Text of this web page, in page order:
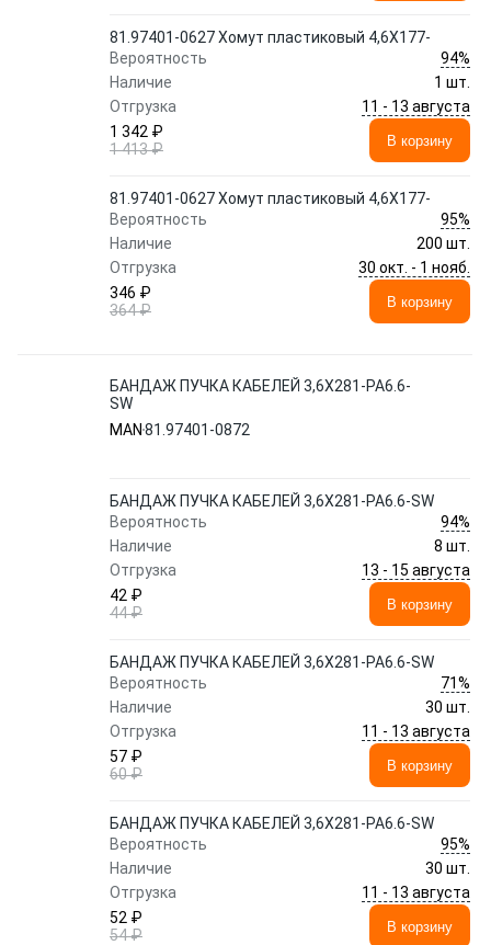
81.97401-0627 Хомут пластиковый 4,6X177-
Вероятность
94%
Наличие
1 шт.
Отгрузка
11 - 13 августа
1 342 ₽
1 413 ₽
В корзину
81.97401-0627 Хомут пластиковый 4,6X177-
Вероятность
95%
Наличие
200 шт.
Отгрузка
30 окт. - 1 нояб.
346 ₽
364 ₽
В корзину
БАНДАЖ ПУЧКА КАБЕЛЕЙ 3,6X281-PA6.6-
SW
MAN 81.97401-0872
БАНДАЖ ПУЧКА КАБЕЛЕЙ 3,6X281-PA6.6-SW
Вероятность
94%
Наличие
8 шт.
Отгрузка
13 - 15 августа
42 ₽
44 ₽
В корзину
БАНДАЖ ПУЧКА КАБЕЛЕЙ 3,6X281-PA6.6-SW
Вероятность
71%
Наличие
30 шт.
Отгрузка
11 - 13 августа
57 ₽
60 ₽
В корзину
БАНДАЖ ПУЧКА КАБЕЛЕЙ 3,6X281-PA6.6-SW
Вероятность
95%
Наличие
30 шт.
Отгрузка
11 - 13 августа
52 ₽
54 ₽
В корзину